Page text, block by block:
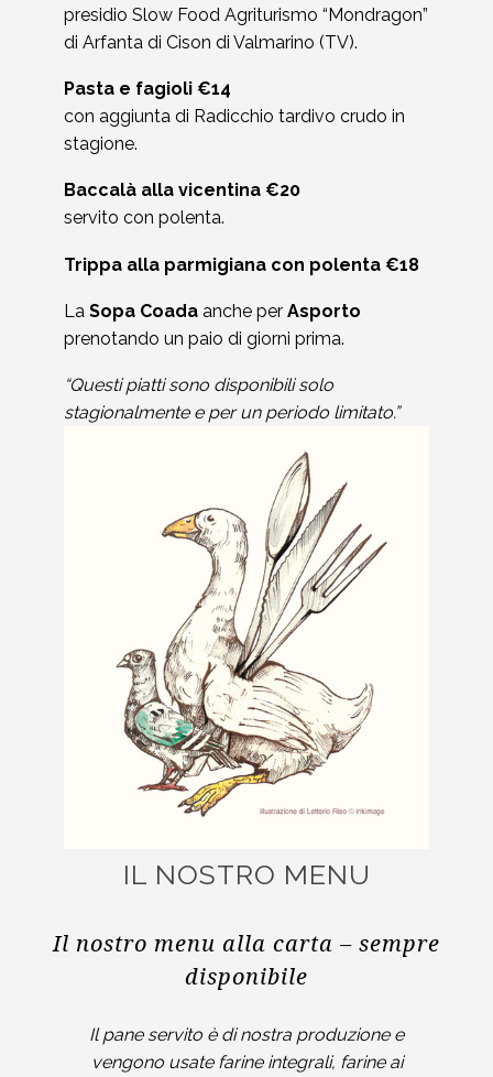
presidio Slow Food Agriturismo “Mondragon”
di Arfanta di Cison di Valmarino (TV).
Pasta e fagioli €14
con aggiunta di Radicchio tardivo crudo in
stagione.
Baccalà alla vicentina €20
servito con polenta.
Trippa alla parmigiana con polenta €18
LaSopa Coada anche perAsporto
prenotando un paio di giorni prima.
“Questi piatti sono disponibili solo
stagionalmente e per un periodo limitato.”
IL NOSTRO MENU
Il nostro menu alla carta – sempre
disponibile
Il pane servito è di nostra produzione e
vengono usate farine integrali, farine ai